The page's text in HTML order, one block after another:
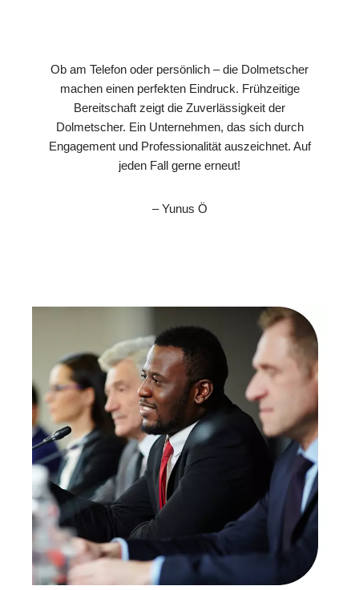
Ob am Telefon oder persönlich – die Dolmetscher
machen einen perfekten Eindruck. Frühzeitige
Bereitschaft zeigt die Zuverlässigkeit der
Dolmetscher. Ein Unternehmen, das sich durch
Engagement und Professionalität auszeichnet. Auf
jeden Fall gerne erneut!
– Yunus Ö